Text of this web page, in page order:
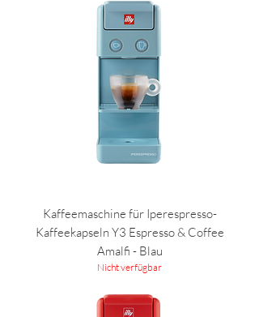
Kaffeemaschine für Iperespresso-
Kaffeekapseln Y3 Espresso & Coffee
Amalfi - Blau
Nicht verfügbar